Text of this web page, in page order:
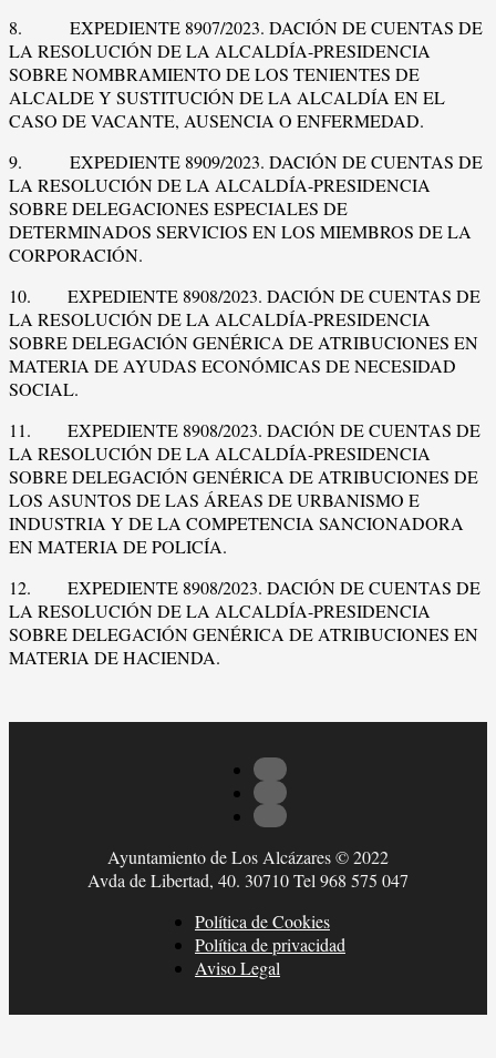
8. EXPEDIENTE 8907/2023. DACIÓN DE CUENTAS DE
LA RESOLUCIÓN DE LA ALCALDÍA-PRESIDENCIA
SOBRE NOMBRAMIENTO DE LOS TENIENTES DE
ALCALDE Y SUSTITUCIÓN DE LA ALCALDÍA EN EL
CASO DE VACANTE, AUSENCIA O ENFERMEDAD.
9. EXPEDIENTE 8909/2023. DACIÓN DE CUENTAS DE
LA RESOLUCIÓN DE LA ALCALDÍA-PRESIDENCIA
SOBRE DELEGACIONES ESPECIALES DE
DETERMINADOS SERVICIOS EN LOS MIEMBROS DE LA
CORPORACIÓN.
10. EXPEDIENTE 8908/2023. DACIÓN DE CUENTAS DE
LA RESOLUCIÓN DE LA ALCALDÍA-PRESIDENCIA
SOBRE DELEGACIÓN GENÉRICA DE ATRIBUCIONES EN
MATERIA DE AYUDAS ECONÓMICAS DE NECESIDAD
SOCIAL.
11. EXPEDIENTE 8908/2023. DACIÓN DE CUENTAS DE
LA RESOLUCIÓN DE LA ALCALDÍA-PRESIDENCIA
SOBRE DELEGACIÓN GENÉRICA DE ATRIBUCIONES DE
LOS ASUNTOS DE LAS ÁREAS DE URBANISMO E
INDUSTRIA Y DE LA COMPETENCIA SANCIONADORA
EN MATERIA DE POLICÍA.
12. EXPEDIENTE 8908/2023. DACIÓN DE CUENTAS DE
LA RESOLUCIÓN DE LA ALCALDÍA-PRESIDENCIA
SOBRE DELEGACIÓN GENÉRICA DE ATRIBUCIONES EN
MATERIA DE HACIENDA.
Ayuntamiento de Los Alcázares © 2022
Avda de Libertad, 40. 30710 Tel 968 575 047
Política de Cookies
Política de privacidad
Aviso Legal